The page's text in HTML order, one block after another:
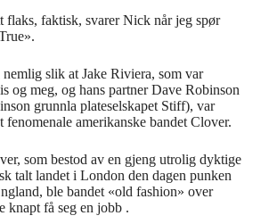
flaks, faktisk, svarer Nick når jeg spør
nemlig slik at Jake Riviera, som var
og meg, og hans partner Dave Robinson
grunnla plateselskapet Stiff), var
fenomenale amerikanske bandet Clover.
som bestod av en gjeng utrolig dyktige
talt landet i London den dagen punken
ble bandet «old fashion» over
knapt få seg en jobb .